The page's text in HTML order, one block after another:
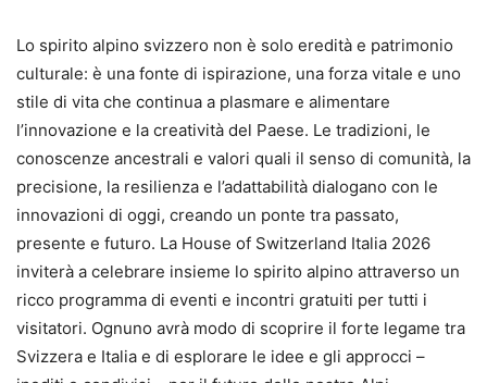
Lo spirito alpino svizzero non è solo eredità e patrimonio
culturale: è una fonte di ispirazione, una forza vitale e uno
stile di vita che continua a plasmare e alimentare
l’innovazione e la creatività del Paese. Le tradizioni, le
conoscenze ancestrali e valori quali il senso di comunità, la
precisione, la resilienza e l’adattabilità dialogano con le
innovazioni di oggi, creando un ponte tra passato,
presente e futuro. La House of Switzerland Italia 2026
inviterà a celebrare insieme lo spirito alpino attraverso un
ricco programma di eventi e incontri gratuiti per tutti i
visitatori. Ognuno avrà modo di scoprire il forte legame tra
Svizzera e Italia e di esplorare le idee e gli approcci –